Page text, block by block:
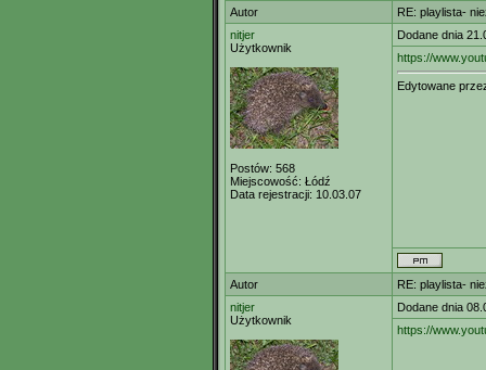
Autor
RE: playlista-
nitjer
Użytkownik
Postów: 568
Miejscowość: Łódź
Data rejestracji: 10.03.07
Dodane dnia
https://
Edytowane
Autor
RE: playlista-
nitjer
Użytkownik
Dodane dnia
https://